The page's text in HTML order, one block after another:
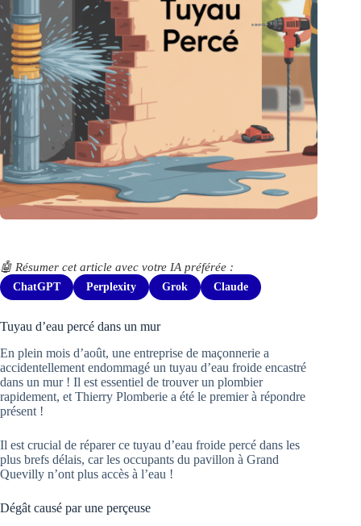
🤖 Résumer cet article avec votre IA préférée :
ChatGPT Perplexity Grok Claude
Tuyau d’eau percé dans un mur
En plein mois d’août, une entreprise de maçonnerie a
accidentellement endommagé un tuyau d’eau froide encastré
dans un mur ! Il est essentiel de trouver un plombier
rapidement, et Thierry Plomberie a été le premier à répondre
présent !
Il est crucial de réparer ce tuyau d’eau froide percé dans les
plus brefs délais, car les occupants du pavillon à Grand
Quevilly n’ont plus accès à l’eau !
Dégât causé par une perçeuse